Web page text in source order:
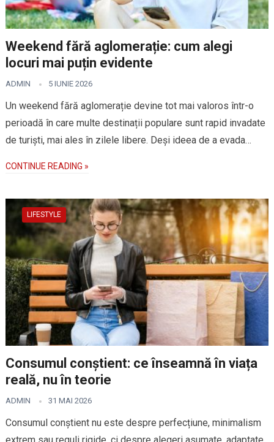
Weekend fără aglomerație: cum alegi
locuri mai puțin evidente
ADMIN 5 IUNIE 2026
Un weekend fără aglomerație devine tot mai valoros într-o
perioadă în care multe destinații populare sunt rapid invadate
de turiști, mai ales în zilele libere. Deși ideea de a evada…
CONTINUE READING »
LIFESTYLE
Consumul conștient: ce înseamnă în viața
reală, nu în teorie
ADMIN 31 MAI 2026
Consumul conștient nu este despre perfecțiune, minimalism